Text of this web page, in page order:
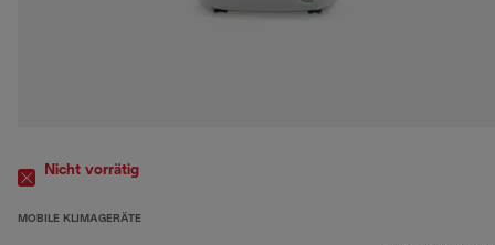
Nicht vorrätig
MOBILE KLIMAGERÄTE